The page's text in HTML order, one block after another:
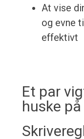
At vise
og evne
effektivt
Et par
huske på